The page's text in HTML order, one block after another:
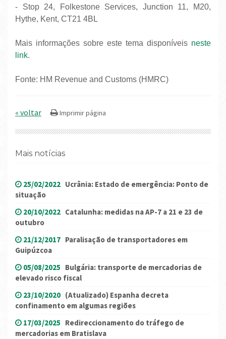
- Stop 24, Folkestone Services, Junction 11, M20,
Hythe, Kent, CT21 4BL
Mais informações sobre este tema disponíveis neste
link.
Fonte: HM Revenue and Customs (HMRC)
« voltar
Mais notícias
25/02/2022 Ucrânia: Estado de emergência: Ponto de
situação
20/10/2022 Catalunha: medidas na AP-7 a 21 e 23 de
outubro
21/12/2017 Paralisação de transportadores em
Guipúzcoa
05/08/2025 Bulgária: transporte de mercadorias de
elevado risco fiscal
23/10/2020 (Atualizado) Espanha decreta
confinamento em algumas regiões
17/03/2025 Redireccionamento do tráfego de
mercadorias em Bratislava